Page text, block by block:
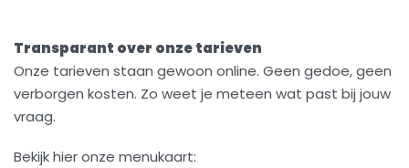
Transparant over onze tarieven
Onze tarieven staan gewoon online. Geen gedoe, geen
verborgen kosten. Zo weet je meteen wat past bij jouw
vraag.
Bekijk hier onze menukaart: